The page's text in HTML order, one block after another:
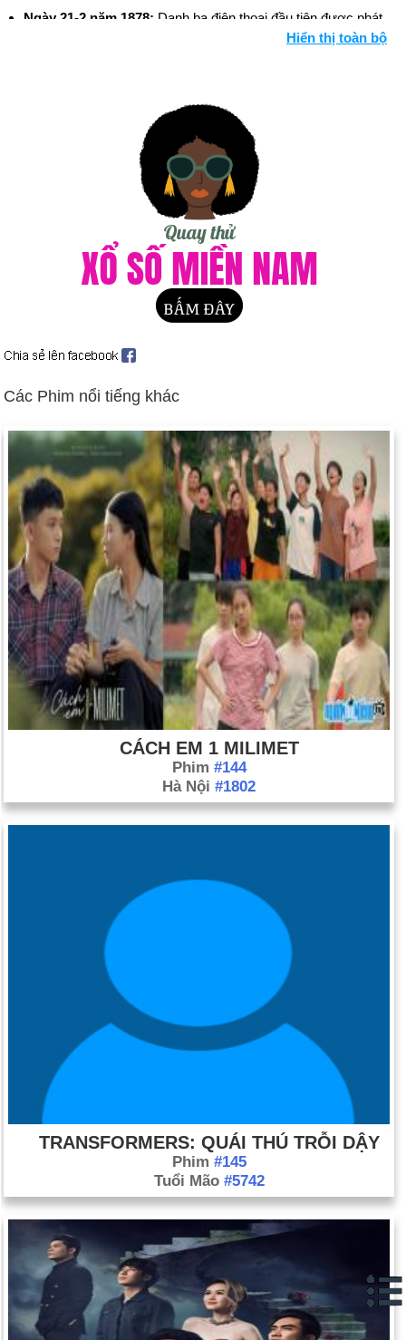
Ngày 21-2 năm 1878: Danh bạ điện thoại đầu tiên được phát
Ngày 21-2 năm 1965:
Thủ lĩnh dân tộc chủ nghĩa da đen
Malcolm X bị ám sát.
Ngày 21-2 năm 1972:
Tổng thống Nixon trở thành tổng thống
Hoa Kỳ đầu tiên đến thăm Trung Quốc.
Steve Fossett trở thành người đầu tiên
vượt Thái Bình Dương một mình trên khinh khí cầu.
Ngày 21-2 năm 2002:Người ta xác nhận rằng phóng viên
Daniel Pearl của Wall Street Journal đã chết, được cho là bị
Ngày 21-2 năm 2012:
cho Hy Lạp để giúp giải quyết cuộc khủng hoảng nợ của nước
Hiển thị toàn bộ
Các Phim nổi tiếng khác
CÁCH EM 1 MILIMET
Phim #144
Hà Nội #1802
TRANSFORMERS: QUÁI THÚ TRỖI DẬY
Phim #145
Tuổi Mão #5742